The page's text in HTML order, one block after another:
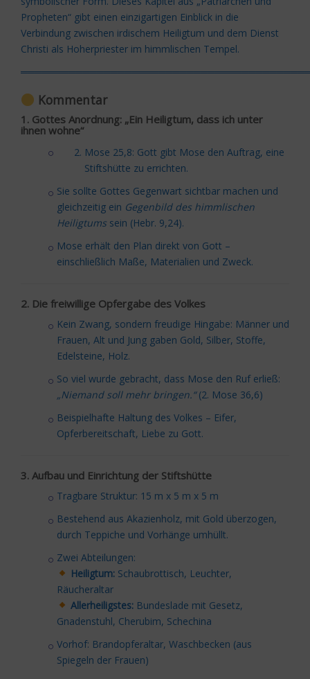
Propheten“ gibt einen einzigartigen Einblick in die
Verbindung zwischen irdischem Heiligtum und dem Dienst
Christi als Hoherpriester im himmlischen Tempel.
Kommentar
1. Gottes Anordnung: „Ein Heiligtum, dass ich unter
ihnen wohne“
Mose 25,8: Gott gibt Mose den Auftrag, eine
Stiftshütte zu errichten.
Sie sollte Gottes Gegenwart sichtbar machen und
gleichzeitig ein Gegenbild des himmlischen
Heiligtums sein (Hebr. 9,24).
Mose erhält den Plan direkt von Gott –
einschließlich Maße, Materialien und Zweck.
2. Die freiwillige Opfergabe des Volkes
Kein Zwang, sondern freudige Hingabe: Männer und
Frauen, Alt und Jung gaben Gold, Silber, Stoffe,
Edelsteine, Holz.
So viel wurde gebracht, dass Mose den Ruf erließ:
„Niemand soll mehr bringen.“(2. Mose 36,6)
Beispielhafte Haltung des Volkes – Eifer,
Opferbereitschaft, Liebe zu Gott.
3. Aufbau und Einrichtung der Stiftshütte
Tragbare Struktur: 15 m x 5 m x 5 m
Bestehend aus Akazienholz, mit Gold überzogen,
durch Teppiche und Vorhänge umhüllt.
Zwei Abteilungen:
Heiligtum:Schaubrottisch, Leuchter,
Räucheraltar
Allerheiligstes:Bundeslade mit Gesetz,
Gnadenstuhl, Cherubim, Schechina
Vorhof: Brandopferaltar, Waschbecken (aus
Spiegeln der Frauen)